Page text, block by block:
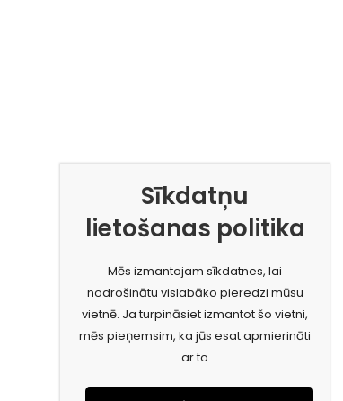
Sīkdatņu
lietošanas politika
Mēs izmantojam sīkdatnes, lai
nodrošinātu vislabāko pieredzi mūsu
vietnē. Ja turpināsiet izmantot šo vietni,
mēs pieņemsim, ka jūs esat apmierināti
ar to